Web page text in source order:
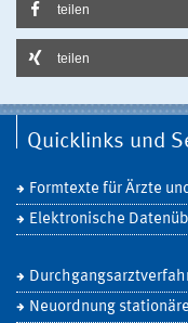
teilen
teilen
Quicklinks und
Formtexte für Ärzte
Elektronische
Neuordnung